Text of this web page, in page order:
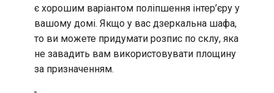
є хорошим варіантом поліпшення інтер’єру у
вашому домі. Якщо у вас дзеркальна шафа,
то ви можете придумати розпис по склу, яка
не завадить вам використовувати площину
за призначенням.